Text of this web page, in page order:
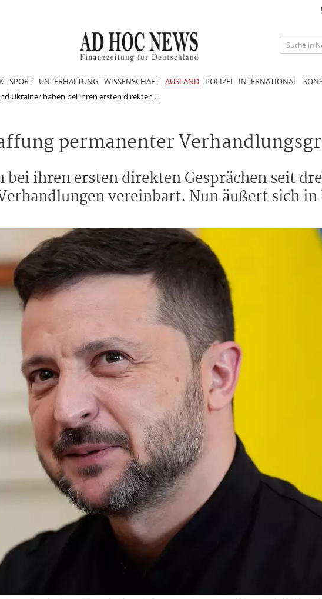
SPORT UNTERHALTUNG WISSENSCHAFT AUSLAND POLIZEI INTERNATIONAL
Ukrainer haben bei ihren ersten direkten ...
permanenter
bei ihren ersten direkten Gesprächen seit
vereinbart. Nun äußert sich